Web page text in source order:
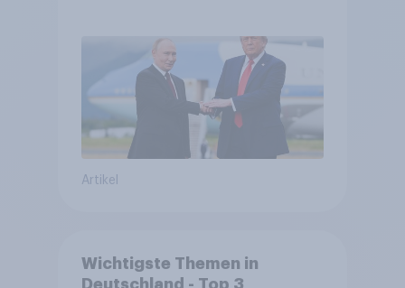
Bedrohungen und Bündnisse
bewerten
Artikel
Wichtigste Themen in
Deutschland - Top 3